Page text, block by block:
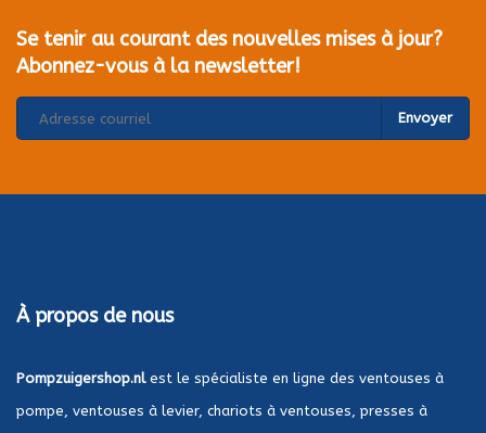
Se tenir au courant des nouvelles mises à jour?
Abonnez-vous à la newsletter!
Envoyer
À propos de nous
Pompzuigershop.nlest le spécialiste en ligne des ventouses à
pompe, ventouses à levier, chariots à ventouses, presses à